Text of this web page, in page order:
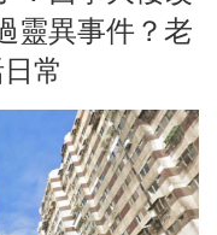
靈異事件？老
常